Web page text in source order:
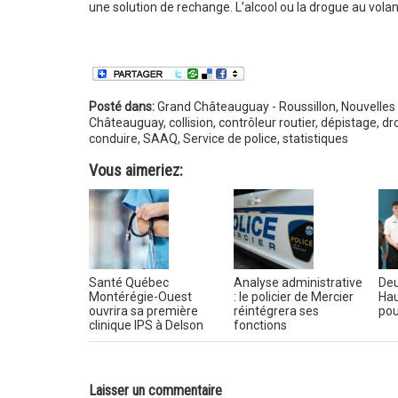
une solution de rechange. L’alcool ou la drogue au
Posté dans:Grand Châteauguay - Roussillon,
Châteauguay, collision, contrôleur routier, dépistage,
conduire, SAAQ, Service de police, statistiques
Vous aimeriez:
Santé Québec
Montérégie-Ouest
ouvrira sa première
clinique IPS à Delson
Analyse administrative
: le policier de Mercier
réintégrera ses
fonctions
Laisser un commentaire